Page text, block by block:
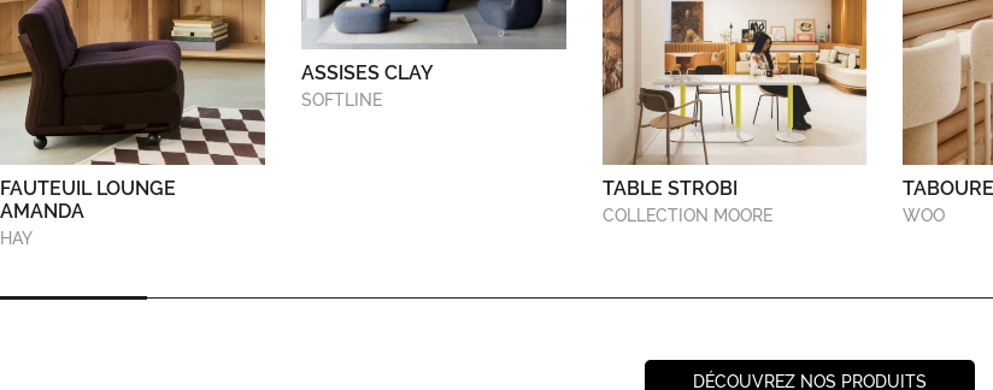
FAUTEUIL LOUNGE
AMANDA
HAY
ASSISES CLAY
SOFTLINE
TABLE STROBI
COLLECTION MOORE WOO
DÉCOUVREZ NOS PRODUITS